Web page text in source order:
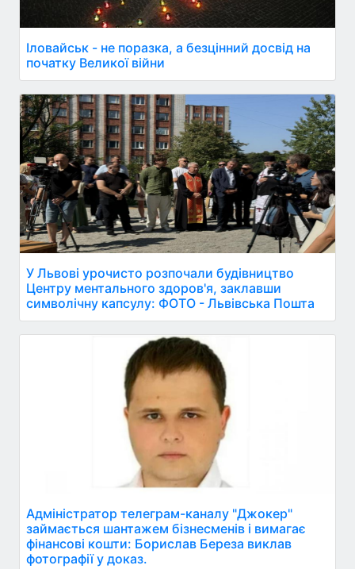
Іловайськ - не поразка, а безцінний досвід на
початку Великої війни
У Львові урочисто розпочали будівництво
Центру ментального здоров'я, заклавши
символічну капсулу: ФОТО - Львівська Пошта
Адміністратор телеграм-каналу "Джокер"
займається шантажем бізнесменів і вимагає
фінансові кошти: Борислав Береза виклав
фотографії у доказ.